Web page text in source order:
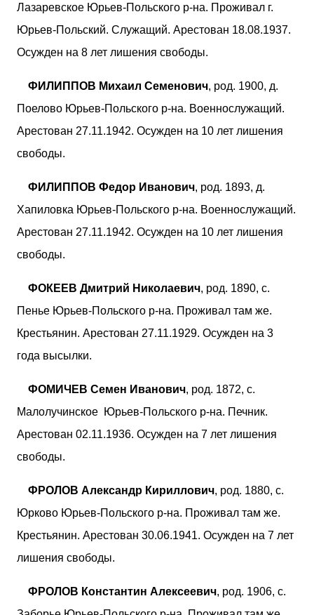
Лазаревское Юрьев-Польского р-на. Проживал г.
Юрьев-Польский. Служащий. Арестован 18.08.1937.
Осужден на 8 лет лишения свободы.
ФИЛИППОВ Михаил Семенович, род. 1900, д.
Поелово Юрьев-Польского р-на. Военнослужащий.
Арестован 27.11.1942. Осужден на 10 лет лишения
свободы.
ФИЛИППОВ Федор Иванович, род. 1893, д.
Хапиловка Юрьев-Польского р-на. Военнослужащий.
Арестован 27.11.1942. Осужден на 10 лет лишения
свободы.
ФОКЕЕВ Дмитрий Николаевич, род. 1890, с.
Пенье Юрьев-Польского р-на. Проживал там же.
Крестьянин. Арестован 27.11.1929. Осужден на 3
года высылки.
ФОМИЧЕВ Семен Иванович, род. 1872, с.
Малолучинское Юрьев-Польского р-на. Печник.
Арестован 02.11.1936. Осужден на 7 лет лишения
свободы.
ФРОЛОВ Александр Кириллович, род. 1880, с.
Юрково Юрьев-Польского р-на. Проживал там же.
Крестьянин. Арестован 30.06.1941. Осужден на 7 лет
лишения свободы.
ФРОЛОВ Константин Алексеевич, род. 1906, с.